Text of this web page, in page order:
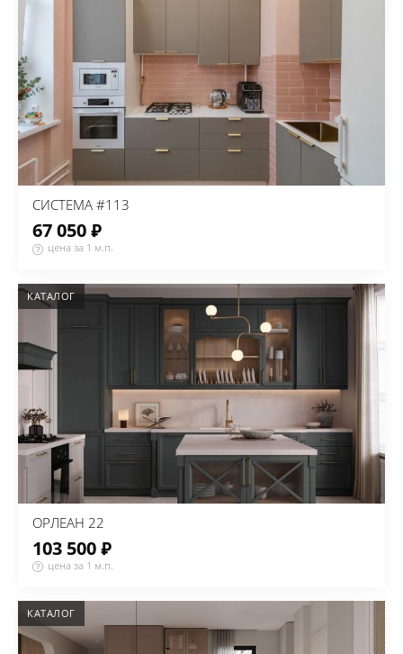
СИСТЕМА #113
67 050 ₽
цена за 1 м.п.
КАТАЛОГ
ОРЛЕАН 22
103 500 ₽
цена за 1 м.п.
КАТАЛОГ